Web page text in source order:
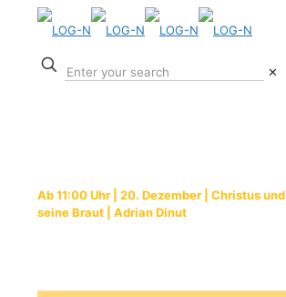
✕
Ab 11:00 Uhr | 20. Dezember | Christus und
seine Braut | Adrian Dinut